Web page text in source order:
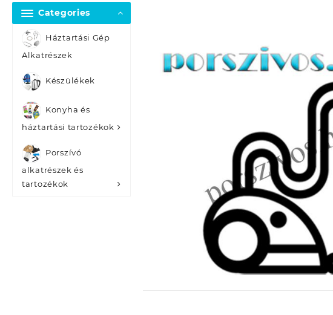
Categories
Háztartási Gép
Alkatrészek
Készülékek
Konyha és
háztartási tartozékok
Porszívó
alkatrészek és
tartozékok